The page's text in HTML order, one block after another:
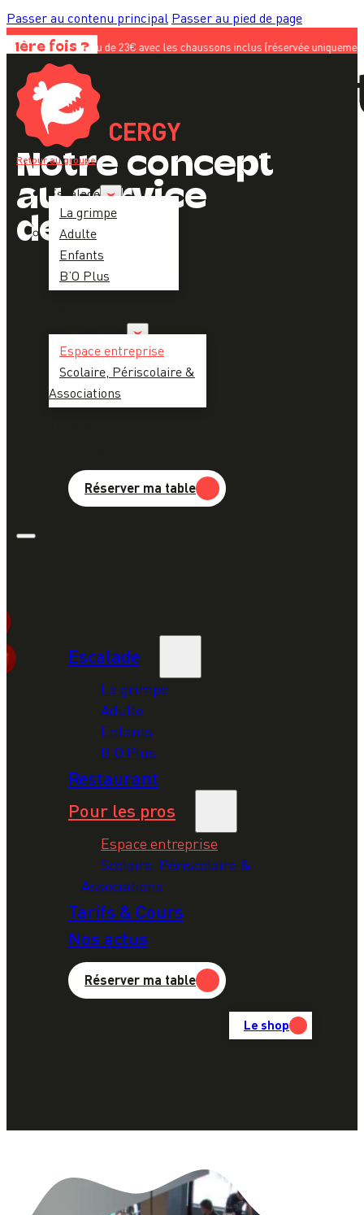
Passer au contenu principal Passer au pied de page
1ère fois ?
à 10€ au lieu de 23€ avec les chaussons inclus (réservée uniquement
CERGY
Retour au groupe
Escalade
La grimpe
Adulte
Enfants
B’O Plus
Pour les pros
Espace entreprise
Scolaire, Périscolaire &
Associations
Réserver ma table
Escalade
La grimpe
Adulte
Enfants
B’O Plus
Restaurant
Pour les pros
Espace entreprise
Scolaire, Périscolaire &
Associations
Tarifs & Cours
Nos actus
Réserver ma table
Le shop
Notre concept
au service
des pros